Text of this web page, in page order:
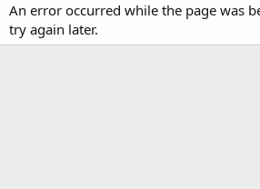
An error occurred while the page was
try again later.